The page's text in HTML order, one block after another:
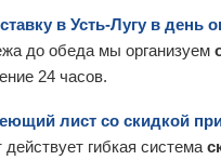
в Усть-Лугу в день
до обеда мы организуем
24 часов.
лист со скидкой
гибкая система